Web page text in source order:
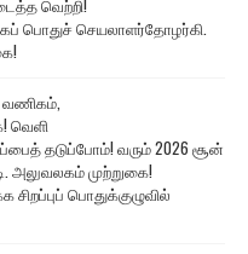
வெற்றி!
பொதுச் செயலாளர்தோழர்கி.
வணிகம்,
வெளி
தடுப்போம்! வரும் 2026 சூன்
அலுவலகம் முற்றுகை!
சிறப்புப் பொதுக்குழுவில்